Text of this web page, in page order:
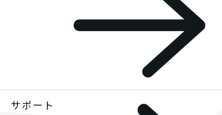
スマートフォンアクセサリー
キャンペーン一覧
サポート